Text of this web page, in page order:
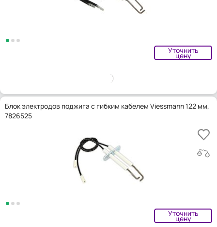
Уточнить
цену
Блок электродов поджига с гибким кабелем Viessmann 122 мм,
7826525
Уточнить
цену